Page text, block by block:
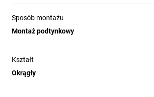
Wyposażenie: brak dodatkowego
Sposób montażu
Montaż podtynkowy
Kształt
Okrągły